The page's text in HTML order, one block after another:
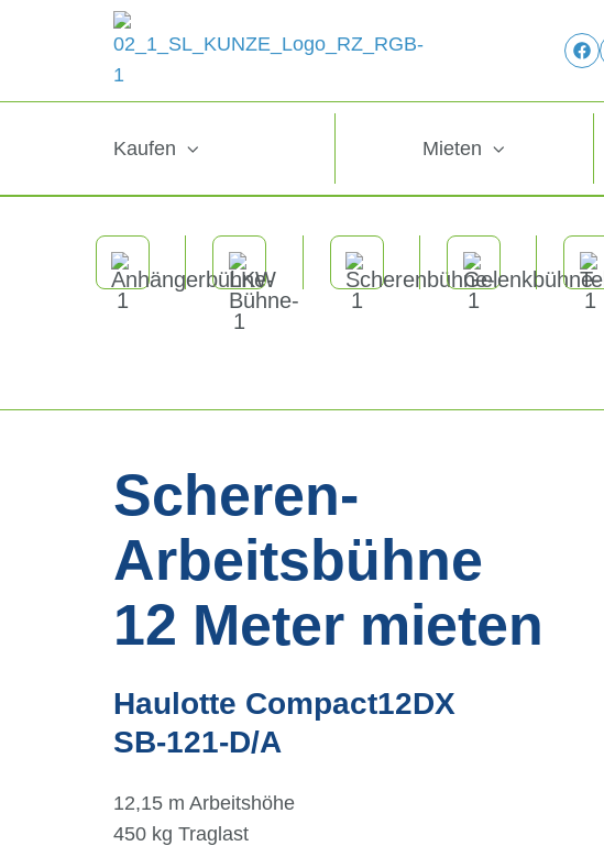
Kaufen Mieten
Scheren-
Arbeitsbühne
12 Meter mieten
Haulotte Compact12DX
SB-121-D/A
12,15 m Arbeitshöhe
450 kg Traglast